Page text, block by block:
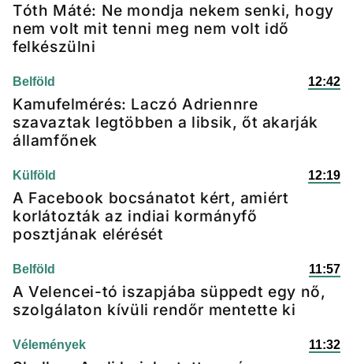
Tóth Máté: Ne mondja nekem senki, hogy
nem volt mit tenni meg nem volt idő
felkészülni
Belföld 12:42
Kamufelmérés: Laczó Adriennre
szavaztak legtöbben a libsik, őt akarják
államfőnek
Külföld 12:19
A Facebook bocsánatot kért, amiért
korlátozták az indiai kormányfő
posztjának elérését
Belföld 11:57
A Velencei-tó iszapjába süppedt egy nő,
szolgálaton kívüli rendőr mentette ki
Vélemények 11:32